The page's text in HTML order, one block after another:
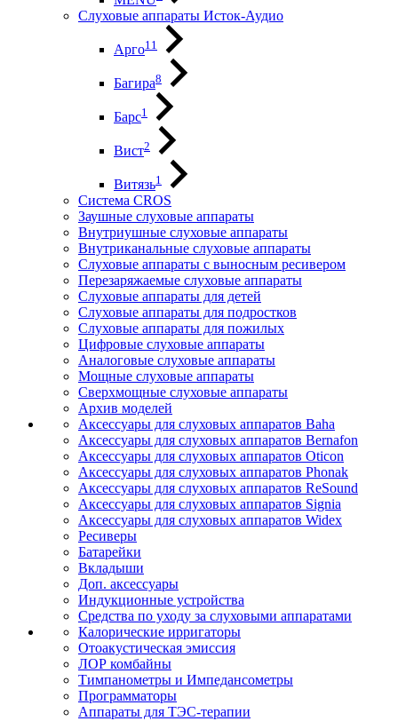
Слуховые аппараты Исток-Аудио
Арго11
Багира8
Барс1
Вист2
Витязь1
Система CROS
Заушные слуховые аппараты
Внутриушные слуховые аппараты
Внутриканальные слуховые аппараты
Слуховые аппараты с выносным ресивером
Перезаряжаемые слуховые аппараты
Слуховые аппараты для детей
Слуховые аппараты для подростков
Слуховые аппараты для пожилых
Цифровые слуховые аппараты
Аналоговые слуховые аппараты
Мощные слуховые аппараты
Сверхмощные слуховые аппараты
Архив моделей
Аксессуары для слуховых аппаратов Baha
Аксессуары для слуховых аппаратов Bernafon
Аксессуары для слуховых аппаратов Oticon
Аксессуары для слуховых аппаратов Phonak
Аксессуары для слуховых аппаратов ReSound
Аксессуары для слуховых аппаратов Signia
Аксессуары для слуховых аппаратов Widex
Ресиверы
Батарейки
Вкладыши
Доп. аксессуары
Индукционные устройства
Средства по уходу за слуховыми аппаратами
Калорические ирригаторы
Отоакустическая эмиссия
ЛОР комбайны
Тимпанометры и Импедансометры
Программаторы
Аппараты для ТЭС-терапии